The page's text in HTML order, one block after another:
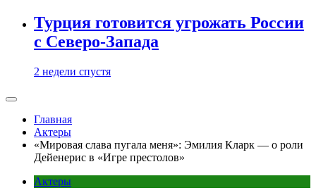
Турция готовится угрожать России
с Северо-Запада
2 недели спустя
Главная
Актеры
«Мировая слава пугала меня»: Эмилия Кларк — о роли
Дейенерис в «Игре престолов»
Актеры